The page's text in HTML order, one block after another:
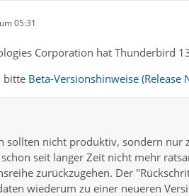
05:31
Corporation hat Thunderbird
bitte Beta-Versionshinweise (Release
sollten nicht produktiv, sondern nur
seit langer Zeit nicht mehr
zurückzugehen. Der
wiederum zu einer neueren